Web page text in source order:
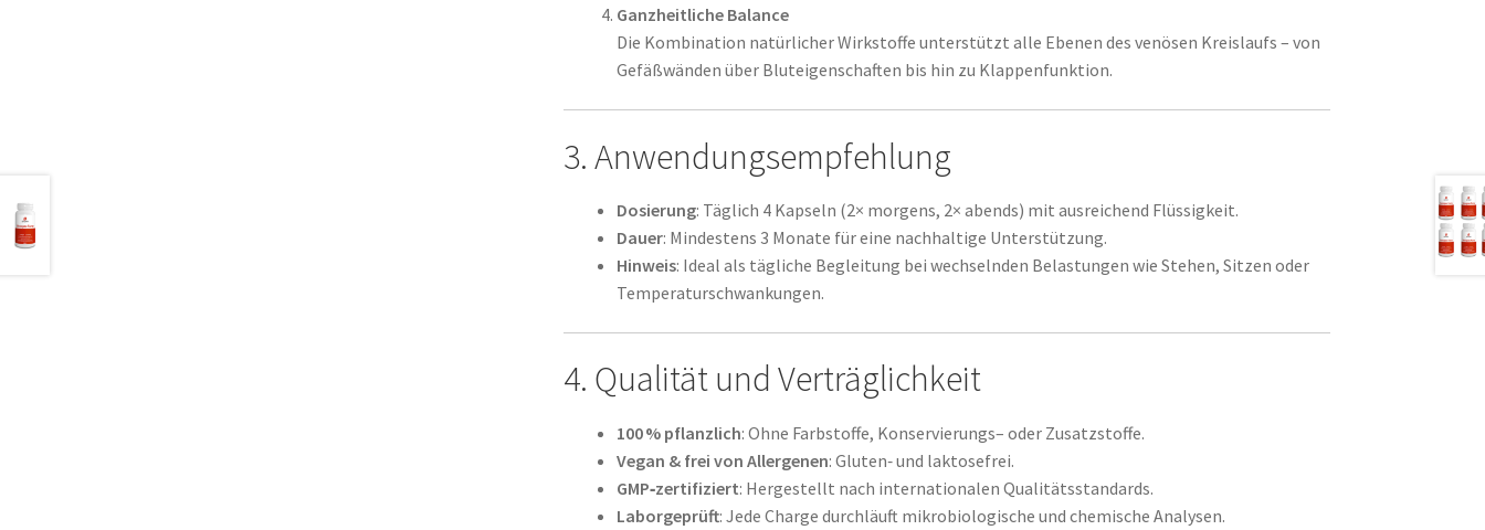
Ganzheitliche Balance
Die Kombination natürlicher Wirkstoffe unterstützt alle Ebenen des venösen Kreislaufs – von
Gefäßwänden über Blut­eigenschaften bis hin zu Klappenfunktion.
3. Anwendungsempfehlung
Dosierung: Täglich 4 Kapseln (2× morgens, 2× abends) mit ausreichend Flüssigkeit.
Dauer: Mindestens 3 Monate für eine nachhaltige Unterstützung.
Hinweis: Ideal als tägliche Begleitung bei wechselnden Belastungen wie Stehen, Sitzen oder
Temperaturschwankungen.
4. Qualität und Verträglichkeit
100 % pflanzlich: Ohne Farbstoffe, Konservierungs– oder Zusatzstoffe.
Vegan & frei von Allergenen: Gluten‑ und laktosefrei.
GMP‑zertifiziert: Hergestellt nach internationalen Qualitätsstandards.
Laborgeprüft: Jede Charge durchläuft mikrobiologische und chemische Analysen.